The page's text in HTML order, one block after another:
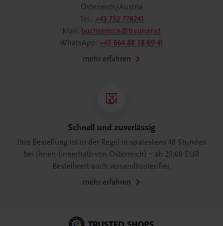
Österreich/Austria
Tel.: +43 732 778241
Mail: buchservice@trauner.at
WhatsApp: +43 664 88 58 69 41
mehr erfahren
Schnell und zuverlässig
Ihre Bestellung ist in der Regel in spätestens 48 Stunden
bei Ihnen (innerhalb von Österreich) – ab 29,00 EUR
Bestellwert auch versandkostenfrei.
mehr erfahren